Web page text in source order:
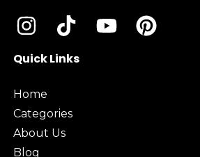
Quick Links
Home
Categories
About Us
Blog